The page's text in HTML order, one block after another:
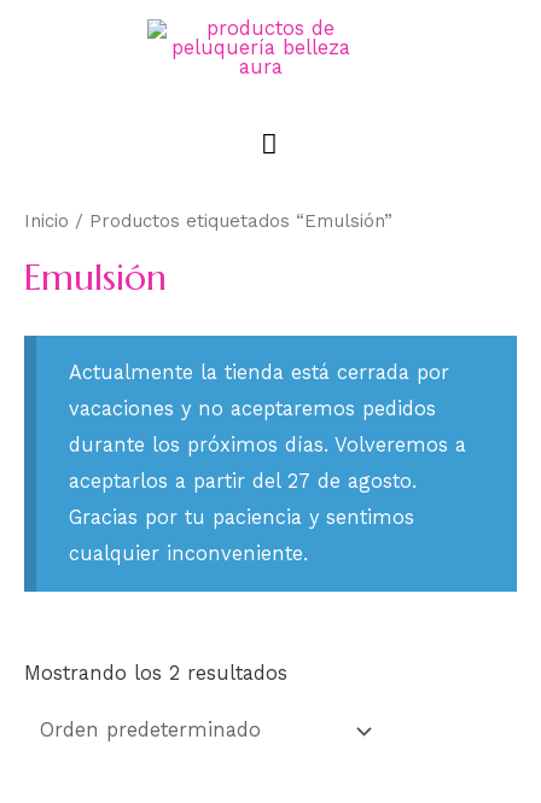
Inicio / Productos etiquetados “Emulsión”
Emulsión
Actualmente la tienda está cerrada por
vacaciones y no aceptaremos pedidos
durante los próximos días. Volveremos a
aceptarlos a partir del 27 de agosto.
Gracias por tu paciencia y sentimos
cualquier inconveniente.
Mostrando los 2 resultados